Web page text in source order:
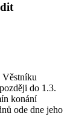
Věstníku
do 1.3.
konání
ode dne jeho